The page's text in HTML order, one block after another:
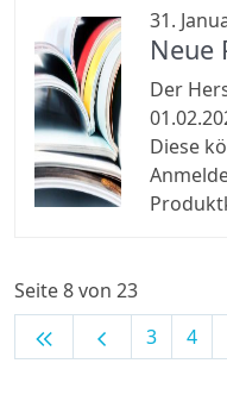
31.
Neue
Der
Diese
Seite 8 von 23
keyboard_double_arrow_left chevron_left 3 4